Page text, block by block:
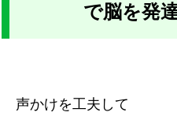
で脳を発
声かけを工夫して